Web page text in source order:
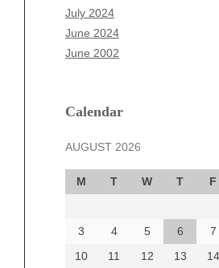
July 2024
June 2024
June 2002
Calendar
AUGUST 2026
M T W T F
3
4 5 6 7
10
11 12 13 14
May 2025
April 2025
March 2025
December 2024
October 2024
September 2024
August 2024
June 2024